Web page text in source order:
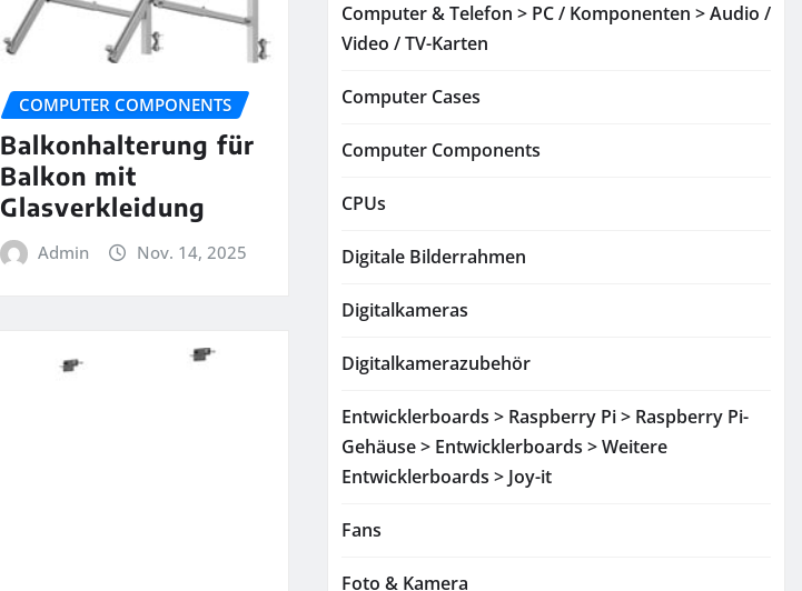
COMPUTER COMPONENTS
Balkonhalterung für
Balkon mit
Glasverkleidung
Admin Nov. 14, 2025
Computer & Telefon > PC / Komponenten > Audio /
Video / TV-Karten
Computer Cases
Computer Components
CPUs
Digitale Bilderrahmen
Digitalkameras
Digitalkamerazubehör
Entwicklerboards > Raspberry Pi > Raspberry Pi-
Gehäuse > Entwicklerboards > Weitere
Entwicklerboards > Joy-it
Fans
Foto & Kamera